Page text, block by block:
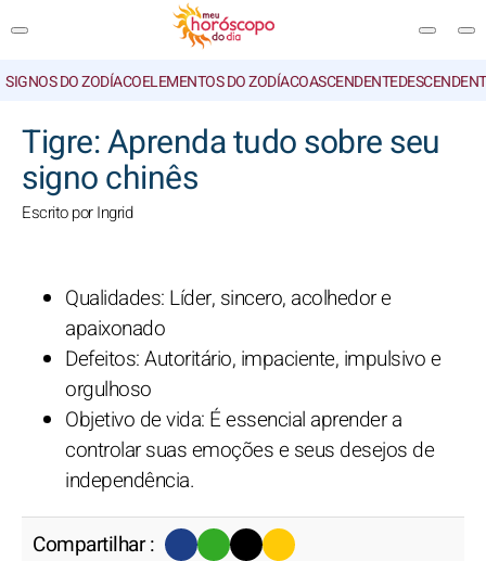
SIGNOS DO ZODÍACOELEMENTOS DO ZODÍACOASCENDENTE
Tigre: Aprenda tudo sobre seu
signo chinês
Escrito por Ingrid
Qualidades: Líder, sincero, acolhedor e
apaixonado
Defeitos: Autoritário, impaciente, impulsivo e
orgulhoso
Objetivo de vida: É essencial aprender a
controlar suas emoções e seus desejos de
independência.
Compartilhar :